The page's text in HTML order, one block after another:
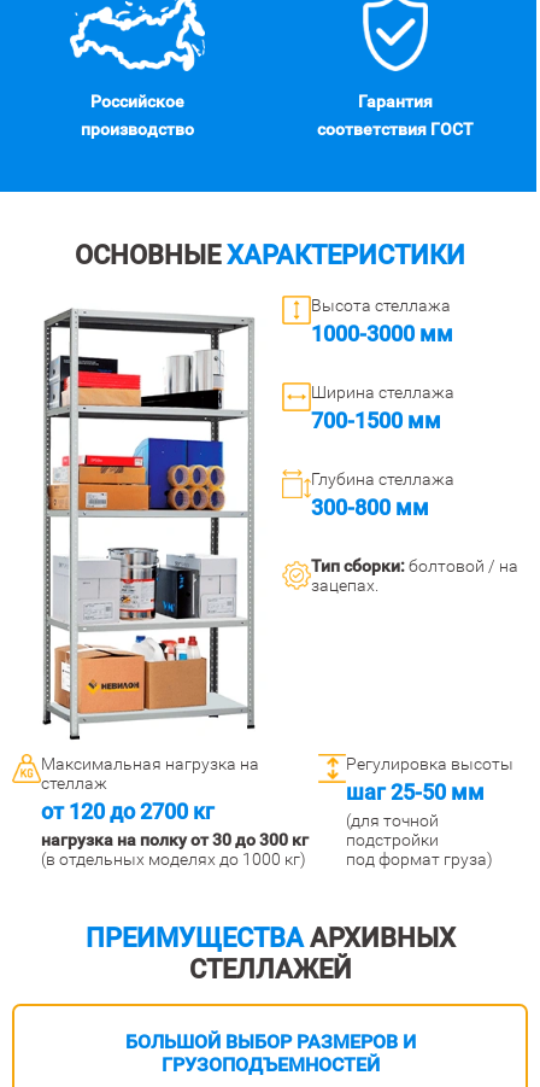
Российское
производство
Гарантия
соответствия ГОСТ
ОСНОВНЫЕХАРАКТЕРИСТИКИ
Высота стеллажа
1000-3000 мм
Ширина стеллажа
700-1500 мм
Глубина стеллажа
300-800 мм
Тип сборки:болтовой / на
зацепах.
Максимальная нагрузка на
стеллаж
от 120 до 2700 кг
нагрузка на полку от 30 до 300 кг
(в отдельных моделях до 1000 кг)
Регулировка высоты
шаг 25-50 мм
(для точной
подстройки
под формат груза)
ПРЕИМУЩЕСТВААРХИВНЫХ
СТЕЛЛАЖЕЙ
БОЛЬШОЙ ВЫБОР РАЗМЕРОВИ
ГРУЗОПОДЪЕМНОСТЕЙ